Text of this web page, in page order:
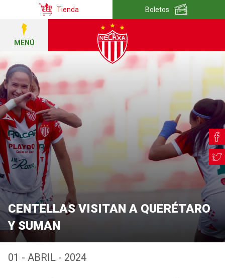
Tienda Boletos
MENÚ
CENTELLAS VISITAN A QUERÉTARO
Y SUMAN
01 - ABRIL - 2024